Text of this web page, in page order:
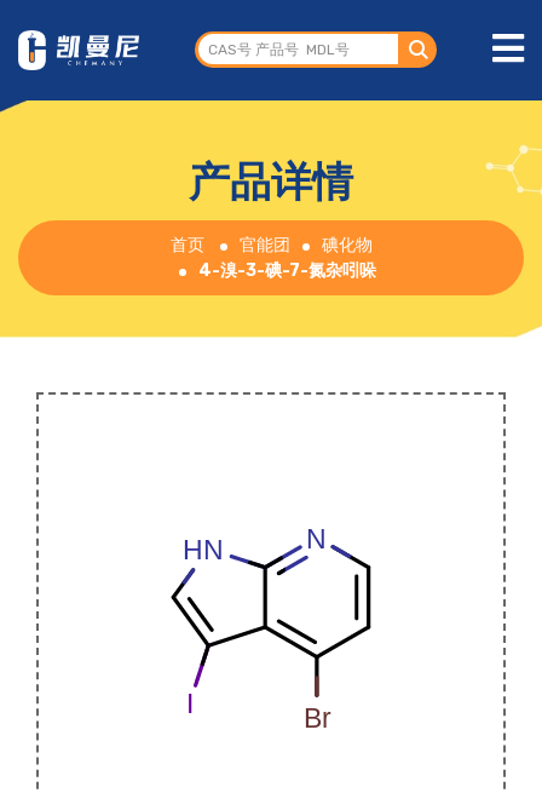
产品详情
首页 官能团
碘化物
4-溴-3-碘-7-氮杂吲哚